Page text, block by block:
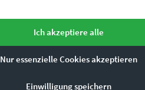
Dieses Produkt weist mehrere Varianten auf. Die Optionen können auf der Produktseite gewählt werden
Ich akzeptiere alle
Nur essenzielle Cookies akzeptieren
Einwilligung speichern